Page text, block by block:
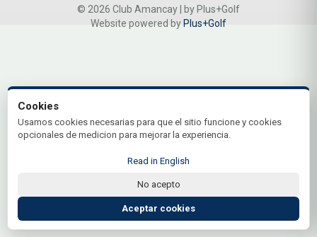
© 2026 Club Amancay | by Plus+Golf
Website powered by Plus+Golf
Cookies
Usamos cookies necesarias para que el sitio funcione y cookies
opcionales de medicion para mejorar la experiencia.
Read in English
No acepto
Aceptar cookies